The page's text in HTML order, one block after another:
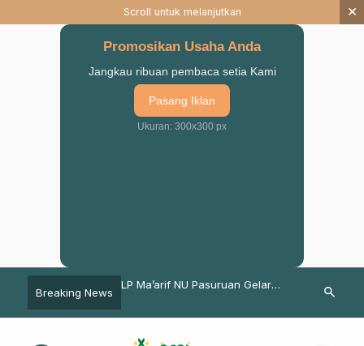
Scroll untuk melanjutkan ×
Promosikan Usaha Anda
Jangkau ribuan pembaca setia Kami
Pasang Iklan
Ukuran: 300x300 px
Breaking News
Mahasiswa dan
LP Ma’arif NU Pasuruan Gelar
Tegaskan Pentingnya Pelayanan
dan Pemikiran Terbuka
NU search